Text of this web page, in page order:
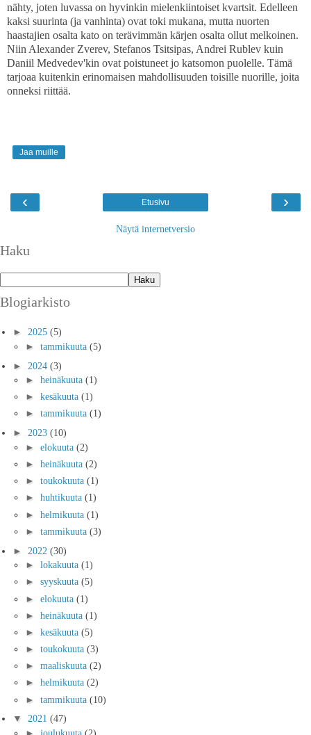
nähty, joten luvassa on hyvinkin mielenkiintoiset kvartsit. Edelleen
kaksi suurinta (ja vanhinta) ovat toki mukana, mutta nuorten
haastajien osalta kato on terävimmän kärjen osalta ollut melkoinen.
Niin Alexander Zverev, Stefanos Tsitsipas, Andrei Rublev kuin
Daniil Medvedev'kin ovat poistuneet jo katsomon puolelle. Tämä
tarjoaa kuitenkin erinomaisen mahdollisuuden toisille nuorille, joita
onneksi riittää.
Jaa muille
‹ ›
Etusivu
Näytä internetversio
Haku
Blogiarkisto
► 2025 (5)
► tammikuuta (5)
► 2024 (3)
► heinäkuuta (1)
► kesäkuuta (1)
► tammikuuta (1)
► 2023 (10)
► elokuuta (2)
► heinäkuuta (2)
► toukokuuta (1)
► huhtikuuta (1)
► helmikuuta (1)
► tammikuuta (3)
► 2022 (30)
► lokakuuta (1)
► syyskuuta (5)
► elokuuta (1)
► heinäkuuta (1)
► kesäkuuta (5)
► toukokuuta (3)
► maaliskuuta (2)
► helmikuuta (2)
► tammikuuta (10)
▼ 2021 (47)